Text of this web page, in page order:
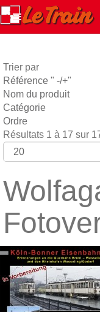
Trier par
Référence " -/+"
Nom du produit
Catégorie
Ordre
Résultats 1 à 17 sur